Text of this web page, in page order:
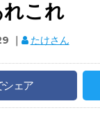
これ
｜ たけさん
シェア